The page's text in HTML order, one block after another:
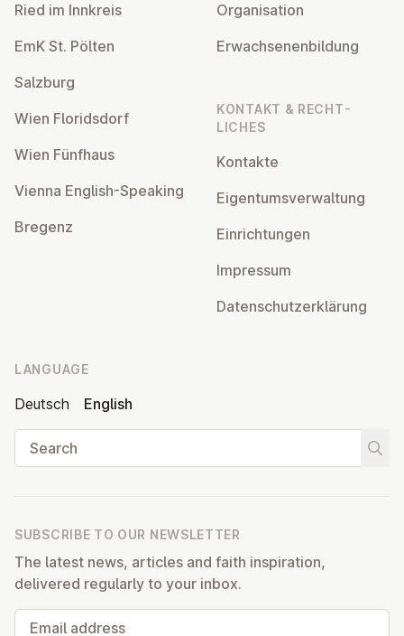
Ried im Innkreis
EmK St. Pölten
Salzburg
Wien Flor­idsdorf
Wien Fünfhaus
Vienna English-Speaking
Bregenz
Or­gan­isa­tion
Er­wach­sen­en­bildung
KONTAKT & RECHT­
LICHES
Kontakte
Ei­gentums­ver­wal­tung
Ein­rich­tun­gen
Impressum
Datens­chutzerklärung
LANGUAGE
Deutsch
English
Search
SUBSCRIBE TO OUR NEWSLETTER
The latest news, articles and faith inspiration,
delivered regularly to your inbox.
Email address